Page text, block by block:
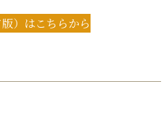
）はこちらから